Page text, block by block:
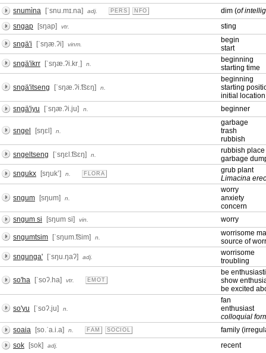
snumìna
[ˈsnu.mɪ.na] adj. PERS NFO dim (of
sngap
[sŋap] vtr. sting
sngä'i [ˈsŋæ.ʔi] vinm.
begin
start
sngä'ikrr
[ˈsŋæ.ʔi.krˌ] n.
beginning
starting time
sngä'itseng [ˈsŋæ.ʔi.͡tsɛŋ] n.
beginning
starting
initial location
sngä'iyu
[ˈsŋæ.ʔi.ju] n. beginner
sngel [sŋɛl] n.
garbage
trash
rubbish
sngeltseng
[ˈsŋɛl.͡tsɛŋ] n.
rubbish place
garbage
sngukx
[sŋukʼ] n. FLORA
grub plant
Limacina
sngum [sŋum] n.
worry
anxiety
concern
sngum si
[sŋum si] vin. worry
sngumtsim [ˈsŋum.͡tsim] n.
worrisome
source of
sngunga'
[ˈsŋu.ŋaʔ] adj.
worrisome
troubling
so'ha [ˈsoʔ.ha] vtr. EMOT
be
show
be excited
so'yu [ˈsoʔ.ju] n.
fan
enthusiast
colloquial
soaia
[so.ˈa.i.a] n. FAM SOCIOL
family
sok
[sok] adj. recent